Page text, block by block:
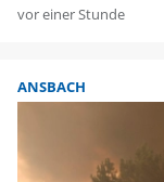
vor einer Stunde
ANSBACH